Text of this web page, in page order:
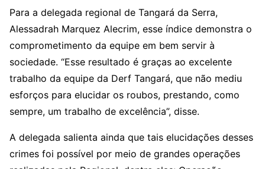
Para a delegada regional de Tangará da Serra,
Alessadrah Marquez Alecrim, esse índice demonstra o
comprometimento da equipe em bem servir à
sociedade. “Esse resultado é graças ao excelente
trabalho da equipe da Derf Tangará, que não mediu
esforços para elucidar os roubos, prestando, como
sempre, um trabalho de excelência”, disse.
A delegada salienta ainda que tais elucidações desses
crimes foi possível por meio de grandes operações